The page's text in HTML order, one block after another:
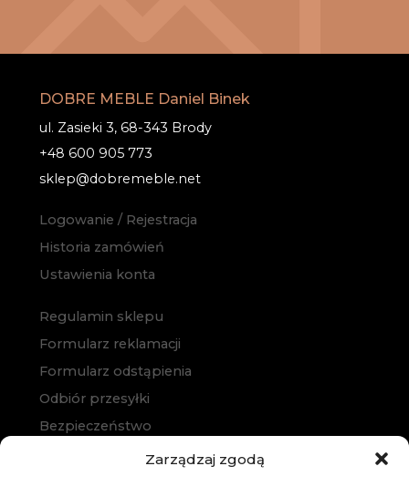
Zarządzaj zgodą
DOBRE MEBLE Daniel Binek
ul. Zasieki 3, 68-343 Brody
+48 600 905 773
sklep@dobremeble.net
Logowanie / Rejestracja
Historia zamówień
Ustawienia konta
Regulamin sklepu
Formularz reklamacji
Formularz odstąpienia
Odbiór przesyłki
Bezpieczeństwo
Polityka prywatności